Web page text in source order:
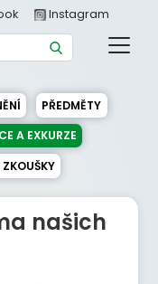
Instagram
PŘEDMĚTY
A EXKURZE
našich